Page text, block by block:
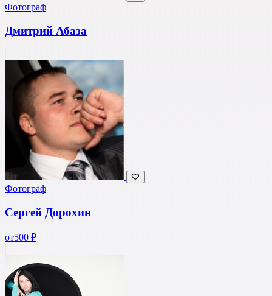
Фотограф
Дмитрий Абаза
Фотограф
Сергей Дорохин
от500 ₽